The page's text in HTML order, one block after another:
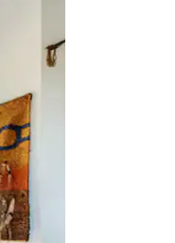
できます。